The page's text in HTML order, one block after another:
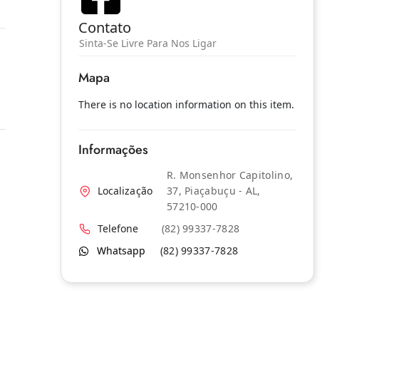
Contato
Sinta-Se Livre Para Nos Ligar
Mapa
There is no location information on this item.
Informações
Localização
R. Monsenhor Capitolino,
37, Piaçabuçu - AL,
57210-000
Telefone
(82) 99337-7828
Whatsapp
(82) 99337-7828